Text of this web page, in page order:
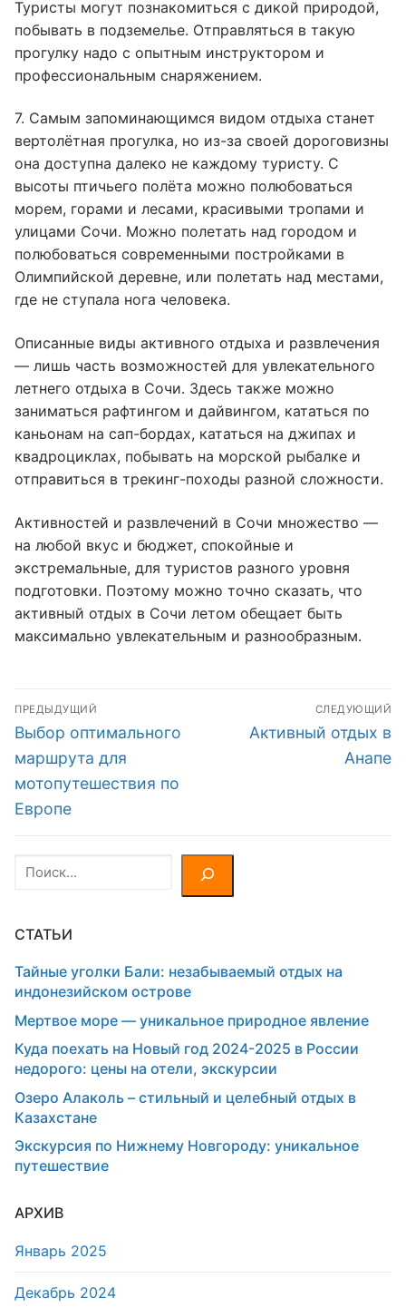
Туристы могут познакомиться с дикой природой,
побывать в подземелье. Отправляться в такую
прогулку надо с опытным инструктором и
профессиональным снаряжением.
7. Самым запоминающимся видом отдыха станет
вертолётная прогулка, но из-за своей дороговизны
она доступна далеко не каждому туристу. С
высоты птичьего полёта можно полюбоваться
морем, горами и лесами, красивыми тропами и
улицами Сочи. Можно полетать над городом и
полюбоваться современными постройками в
Олимпийской деревне, или полетать над местами,
где не ступала нога человека.
Описанные виды активного отдыха и развлечения
— лишь часть возможностей для увлекательного
летнего отдыха в Сочи. Здесь также можно
заниматься рафтингом и дайвингом, кататься по
каньонам на сап-бордах, кататься на джипах и
квадроциклах, побывать на морской рыбалке и
отправиться в трекинг-походы разной сложности.
Активностей и развлечений в Сочи множество —
на любой вкус и бюджет, спокойные и
экстремальные, для туристов разного уровня
подготовки. Поэтому можно точно сказать, что
активный отдых в Сочи летом обещает быть
максимально увлекательным и разнообразным.
Навигация
по
записям
ПРЕДЫДУЩИЙ
Предыдущая
запись:
Выбор оптимального
маршрута для
мотопутешествия по
Европе
СЛЕДУЮЩИЙ
Следующая
Активный отдых в
Анапе
Поиск
СТАТЬИ
Тайные уголки Бали: незабываемый отдых на
индонезийском острове
Мертвое море — уникальное природное явление
Куда поехать на Новый год 2024-2025 в России
недорого: цены на отели, экскурсии
Озеро Алаколь – стильный и целебный отдых в
Казахстане
Экскурсия по Нижнему Новгороду: уникальное
путешествие
АРХИВ
Январь 2025
Декабрь 2024